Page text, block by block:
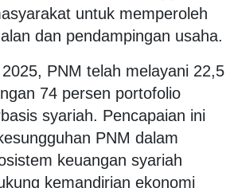
untuk memperoleh
dan pendampingan usaha.
PNM telah melayani 22,5
74 persen portofolio
syariah. Pencapaian ini
PNM dalam
keuangan syariah
kemandirian ekonomi